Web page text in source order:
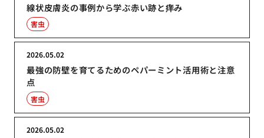
線状皮膚炎の事例から学ぶ赤い跡と痒み
害虫
最強の防壁を育てるためのペパーミント活用術と注意
点
2026.05.02
害虫
2026.05.02